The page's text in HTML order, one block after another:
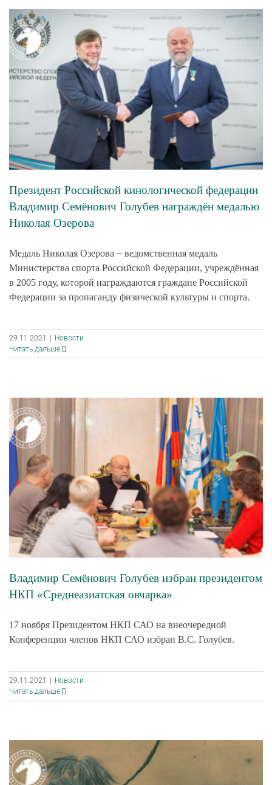
Президент Российской кинологической федерации
Владимир Семёнович Голубев награждён медалью
Николая Озерова
Медаль Николая Озерова − ведомственная медаль
Министерства спорта Российской Федерации, учреждённая
в 2005 году, которой награждаются граждане Российской
Федерации за пропаганду физической культуры и спорта.
29.11.2021 | Новости
Читать дальше
Владимир Семёнович Голубев избран президентом
НКП «Среднеазиатская овчарка»
17 ноября Президентом НКП САО на внеочередной
Конференции членов НКП САО избран В.С. Голубев.
29.11.2021
Новости
Читать дальше